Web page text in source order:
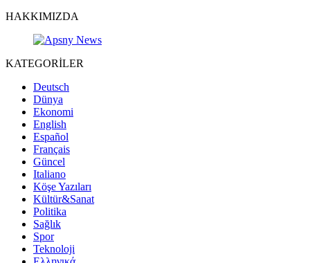
HAKKIMIZDA
KATEGORİLER
Deutsch
Dünya
Ekonomi
English
Español
Français
Güncel
Italiano
Köşe Yazıları
Kültür&Sanat
Politika
Sağlık
Spor
Teknoloji